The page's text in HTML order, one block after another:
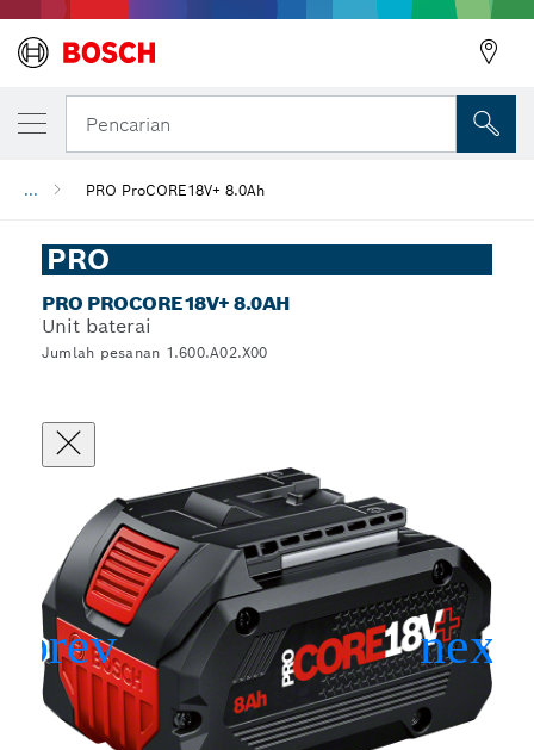
Pencarian
... PRO ProCORE18V+ 8.0Ah
PRO
PRO PROCORE18V+ 8.0AH
Unit baterai
Jumlah pesanan 1.600.A02.X00